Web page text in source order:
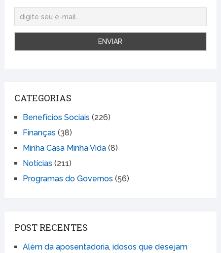
CATEGORIAS
Benefícios Sociais (226)
Finanças (38)
Minha Casa Minha Vida(8)
Notícias (211)
Programas do Governos (56)
POST RECENTES
Além da aposentadoria, idosos que desejam